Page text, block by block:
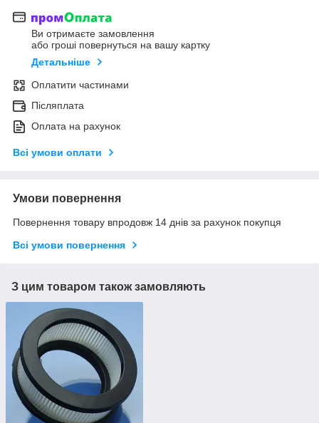
Ви отримаєте замовлення
або гроші повернуться на вашу картку
Детальніше
Оплатити частинами
Післяплата
Оплата на рахунок
Всі умови оплати
Умови повернення
Повернення товару впродовж 14 днів за рахунок покупця
Всі умови повернення
З цим товаром також замовляють